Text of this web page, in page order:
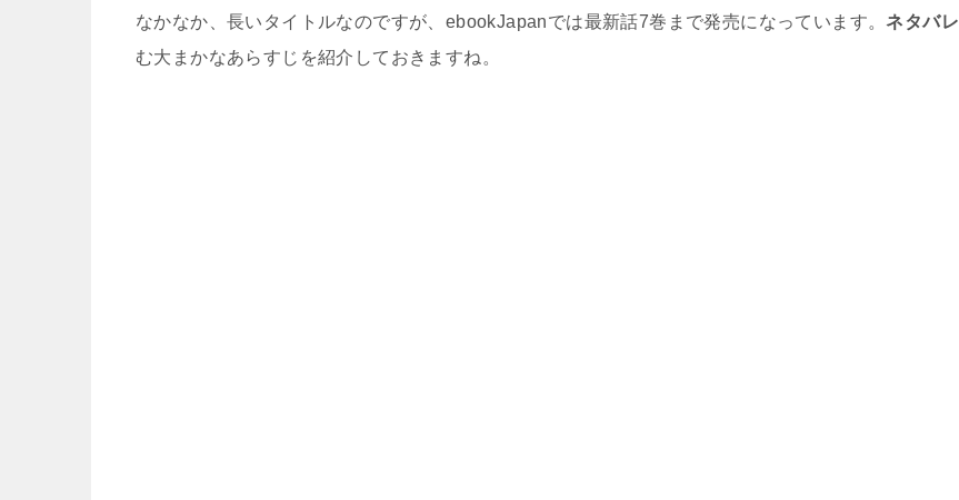
なかなか、長いタイトルなのですが、ebookJapanでは最新話7巻まで発売になっています。ネタバレ
む大まかなあらすじを紹介しておきますね。